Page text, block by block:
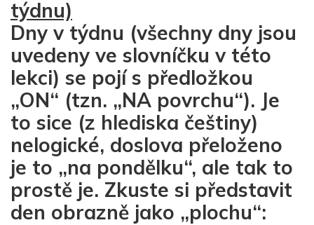
týdnu)
Dny v týdnu (všechny dny jsou
uvedeny ve slovníčku v této
lekci) se pojí s předložkou
„ON“ (tzn. „NA povrchu“). Je
to sice (z hlediska češtiny)
nelogické, doslova přeloženo
je to „na pondělku“, ale tak to
prostě je. Zkuste si představit
den obrazně jako „plochu“: